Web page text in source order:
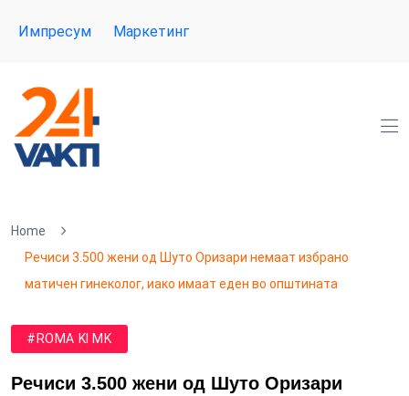
Импресум Маркетинг
Home
Речиси 3.500 жени од Шуто Oризари немаат избрано
матичен гинеколог, иако имаат еден во општината
#ROMA KI MK
Речиси 3.500 жени од Шуто Oризари